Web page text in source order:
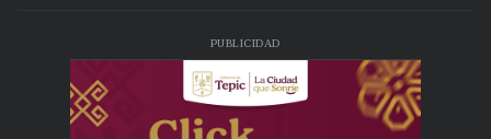
PUBLICIDAD